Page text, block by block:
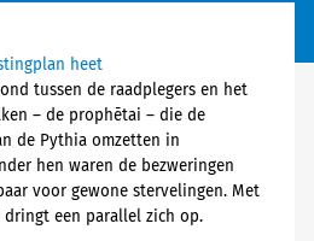
heet
tussen de raadplegers en het
– de prophētai – die de
de Pythia omzetten in
hen waren de bezweringen
voor gewone stervelingen. Met
dringt een parallel zich op.